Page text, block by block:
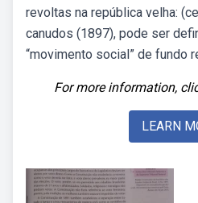
revoltas na república velha:
canudos (1897), pode ser
“movimento social” de fundo
For more information,
LEARN